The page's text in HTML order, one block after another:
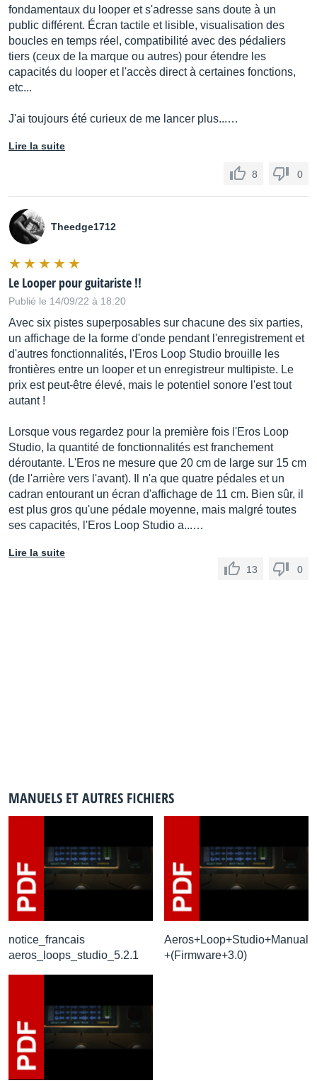
fondamentaux du looper et s'adresse sans doute à un
public différent. Écran tactile et lisible, visualisation des
boucles en temps réel, compatibilité avec des pédaliers
tiers (ceux de la marque ou autres) pour étendre les
capacités du looper et l'accès direct à certaines fonctions,
etc...
J'ai toujours été curieux de me lancer plus...…
Lire la suite
8 0
Theedge1712
Le Looper pour guitariste !!
Publié le 14/09/22 à 18:20
Avec six pistes superposables sur chacune des six parties,
un affichage de la forme d'onde pendant l'enregistrement et
d'autres fonctionnalités, l'Eros Loop Studio brouille les
frontières entre un looper et un enregistreur multipiste. Le
prix est peut-être élevé, mais le potentiel sonore l'est tout
autant !
Lorsque vous regardez pour la première fois l'Eros Loop
Studio, la quantité de fonctionnalités est franchement
déroutante. L'Eros ne mesure que 20 cm de large sur 15 cm
(de l'arrière vers l'avant). Il n'a que quatre pédales et un
cadran entourant un écran d'affichage de 11 cm. Bien sûr, il
est plus gros qu'une pédale moyenne, mais malgré toutes
ses capacités, l'Eros Loop Studio a...…
Lire la suite
13
0
MANUELS ET AUTRES FICHIERS
notice_francais
aeros_loops_studio_5.2.1
Aeros+Loop+Studio+Manual
+(Firmware+3.0)